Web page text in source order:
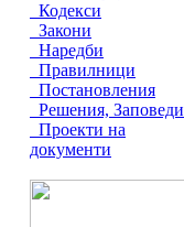
Кодекси
Закони
Наредби
Правилници
Постановления
Решения, Заповеди
Проекти на
документи